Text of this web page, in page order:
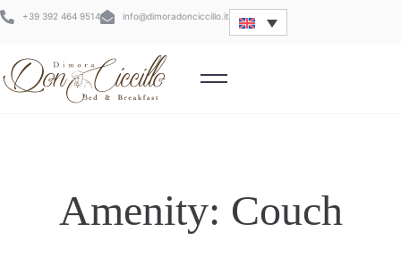
+39 392 464 9514 info@dimoradonciccillo.it
Amenity: Couch